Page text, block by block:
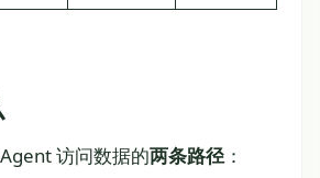
访问数据的两条路径：